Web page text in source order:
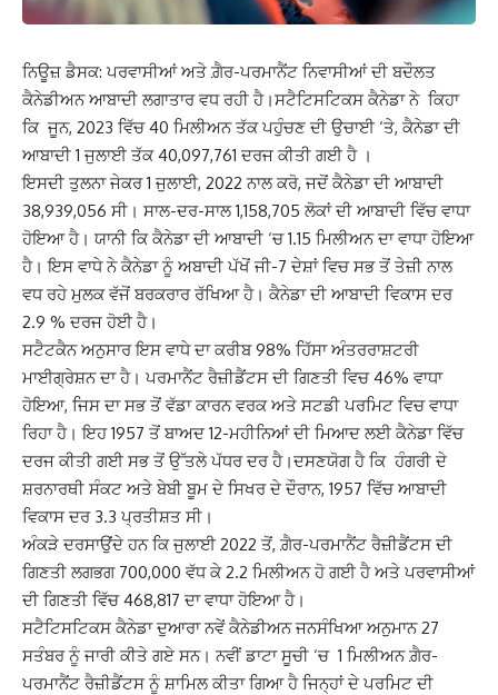
ਨਿਊਜ਼ ਡੈਸਕ: ਪਰਵਾਸੀਆਂ ਅਤੇ ਗ਼ੈਰ-ਪਰਮਾਨੈਂਟ ਨਿਵਾਸੀਆਂ ਦੀ ਬਦੌਲਤ
ਕੈਨੇਡੀਅਨ ਆਬਾਦੀ ਲਗਾਤਾਰ ਵਧ ਰਹੀ ਹੈ।ਸਟੈਟਿਸਟਿਕਸ ਕੈਨੇਡਾ ਨੇ ਕਿਹਾ
ਕਿ ਜੂਨ, 2023 ਵਿੱਚ 40 ਮਿਲੀਅਨ ਤੱਕ ਪਹੁੰਚਣ ਦੀ ਉਚਾਈ ‘ਤੇ, ਕੈਨੇਡਾ ਦੀ
ਆਬਾਦੀ 1 ਜੁਲਾਈ ਤੱਕ 40,097,761 ਦਰਜ ਕੀਤੀ ਗਈ ਹੈ ।
ਇਸਦੀ ਤੁਲਨਾ ਜੇਕਰ 1 ਜੁਲਾਈ, 2022 ਨਾਲ ਕਰੋ, ਜਦੋਂ ਕੈਨੇਡਾ ਦੀ ਆਬਾਦੀ
38,939,056 ਸੀ। ਸਾਲ-ਦਰ-ਸਾਲ 1,158,705 ਲੋਕਾਂ ਦੀ ਆਬਾਦੀ ਵਿੱਚ ਵਾਧਾ
ਹੋਇਆ ਹੈ। ਯਾਨੀ ਕਿਕੈਨੇਡਾ ਦੀ ਆਬਾਦੀ ‘ਚ 1.15 ਮਿਲੀਅਨ ਦਾ ਵਾਧਾ ਹੋਇਆ
ਹੈ। ਇਸ ਵਾਧੇ ਨੇ ਕੈਨੇਡਾ ਨੂੰ ਅਬਾਦੀ ਪੱਖੋਂ ਜੀ-7 ਦੇਸ਼ਾਂ ਵਿਚ ਸਭ ਤੋਂ ਤੇਜ਼ੀ ਨਾਲ
ਵਧ ਰਹੇ ਮੁਲਕ ਵੱਜੋਂ ਬਰਕਰਾਰ ਰੱਖਿਆ ਹੈ। ਕੈਨੇਡਾ ਦੀ ਆਬਾਦੀ ਵਿਕਾਸ ਦਰ
2.9 % ਦਰਜ ਹੋਈ ਹੈ।
ਸਟੈਟਕੈਨ ਅਨੁਸਾਰ ਇਸ ਵਾਧੇ ਦਾ ਕਰੀਬ 98% ਹਿੱਸਾ ਅੰਤਰਰਾਸ਼ਟਰੀ
ਮਾਈਗ੍ਰੇਸ਼ਨ ਦਾ ਹੈ। ਪਰਮਾਨੈਂਟ ਰੈਜ਼ੀਡੈਂਟਸ ਦੀ ਗਿਣਤੀ ਵਿਚ 46% ਵਾਧਾ
ਹੋਇਆ, ਜਿਸ ਦਾ ਸਭ ਤੋਂ ਵੱਡਾ ਕਾਰਨ ਵਰਕ ਅਤੇ ਸਟਡੀ ਪਰਮਿਟ ਵਿਚ ਵਾਧਾ
ਰਿਹਾ ਹੈ।ਇਹ 1957 ਤੋਂ ਬਾਅਦ 12-ਮਹੀਨਿਆਂ ਦੀ ਮਿਆਦ ਲਈ ਕੈਨੇਡਾ ਵਿੱਚ
ਦਰਜ ਕੀਤੀ ਗਈ ਸਭ ਤੋਂ ਉੱਤਲੇ ਪੱਧਰ ਦਰ ਹੈ।ਦਸਣਯੋਗ ਹੈ ਕਿ ਹੰਗਰੀ ਦੇ
ਸ਼ਰਨਾਰਥੀ ਸੰਕਟ ਅਤੇ ਬੇਬੀ ਬੂਮ ਦੇ ਸਿਖਰ ਦੇ ਦੌਰਾਨ, 1957 ਵਿੱਚ ਆਬਾਦੀ
ਵਿਕਾਸ ਦਰ 3.3 ਪ੍ਰਤੀਸ਼ਤ ਸੀ।
ਅੰਕੜੇ ਦਰਸਾਉਂਦੇ ਹਨ ਕਿ ਜੁਲਾਈ 2022 ਤੋਂ, ਗ਼ੈਰ-ਪਰਮਾਨੈਂਟ ਰੈਜ਼ੀਡੈਂਟਸ ਦੀ
ਗਿਣਤੀ ਲਗਭਗ 700,000 ਵੱਧ ਕੇ 2.2 ਮਿਲੀਅਨ ਹੋ ਗਈ ਹੈ ਅਤੇ ਪਰਵਾਸੀਆਂ
ਦੀ ਗਿਣਤੀ ਵਿੱਚ 468,817 ਦਾ ਵਾਧਾ ਹੋਇਆ ਹੈ।
ਸਟੈਟਿਸਟਿਕਸ ਕੈਨੇਡਾ ਦੁਆਰਾ ਨਵੇਂ ਕੈਨੇਡੀਅਨ ਜਨਸੰਖਿਆ ਅਨੁਮਾਨ 27
ਸਤੰਬਰ ਨੂੰ ਜਾਰੀ ਕੀਤੇ ਗਏ ਸਨ। ਨਵੀਂ ਡਾਟਾ ਸੂਚੀ ‘ਚ 1 ਮਿਲੀਅਨ ਗ਼ੈਰ-
ਪਰਮਾਨੈਂਟ ਰੈਜ਼ੀਡੈਂਟਸ ਨੂੰ ਸ਼ਾਮਿਲ ਕੀਤਾ ਗਿਆ ਹੈ ਜਿਨ੍ਹਾਂ ਦੇ ਪਰਮਿਟ ਦੀ